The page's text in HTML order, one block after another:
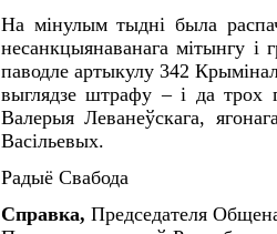
На мiнулым тыднi была
несанкцыянаванага мiтынгу i
паводле артыкулу 342
выглядзе штрафу – i да трох
Валерыя Леванеўскага,
Васiльевых.
Радыё Свабода
Справка, Председателя